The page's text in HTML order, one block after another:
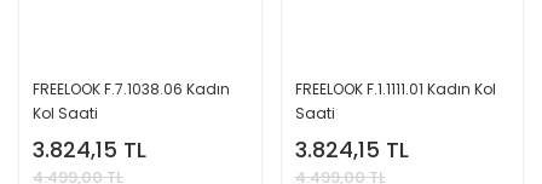
FREELOOK F.7.1038.06 Kadın
Kol Saati
3.824,15 TL
4.499,00 TL
FREELOOK F.1.1111.01 Kadın Kol
Saati
3.824,15 TL
4.499,00 TL